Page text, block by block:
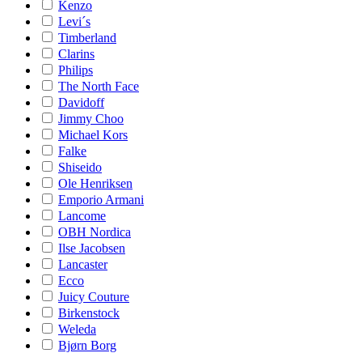
Kenzo
Levi´s
Timberland
Clarins
Philips
The North Face
Davidoff
Jimmy Choo
Michael Kors
Falke
Shiseido
Ole Henriksen
Emporio Armani
Lancome
OBH Nordica
Ilse Jacobsen
Lancaster
Ecco
Juicy Couture
Birkenstock
Weleda
Bjørn Borg